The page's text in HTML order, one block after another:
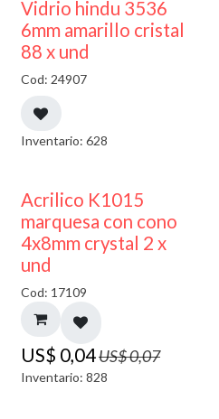
Vidrio hindu 3536
6mm amarillo cristal
88 x und
Cod: 24907
Inventario: 628
50% DESCUENTO
Acrilico K1015
marquesa con cono
4x8mm crystal 2 x
und
Cod: 17109
US$ 0,04US$0,07
Inventario: 828